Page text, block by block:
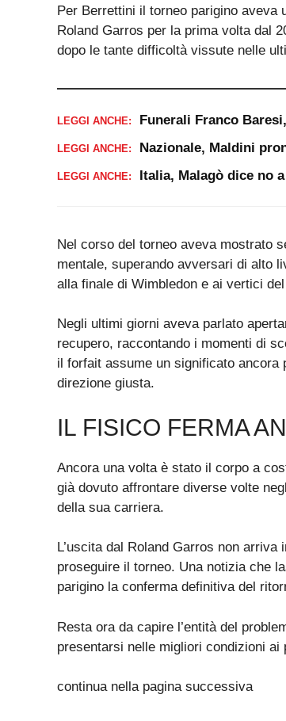
Per Berrettini il torneo parigino aveva
Roland Garros per la prima volta dal
dopo le tante difficoltà vissute nelle
LEGGI ANCHE: Funerali Franco
LEGGI ANCHE: Nazionale, Maldini
LEGGI ANCHE: Italia, Malagò dice no
Nel corso del torneo aveva mostrato
mentale, superando avversari di alto
alla finale di Wimbledon e ai vertici
Negli ultimi giorni aveva parlato
recupero, raccontando i momenti di
il forfait assume un significato ancora
direzione giusta.
IL FISICO FERMA
Ancora una volta è stato il corpo a
già dovuto affrontare diverse volte
della sua carriera.
L’uscita dal Roland Garros non
proseguire il torneo. Una notizia che
parigino la conferma definitiva del
Resta ora da capire l’entità del
presentarsi nelle migliori condizioni
continua nella pagina successiva